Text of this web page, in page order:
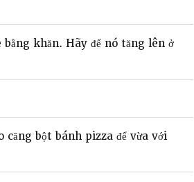
khăn. Hãy để nó tăng lên ở
bột bánh pizza để vừa với